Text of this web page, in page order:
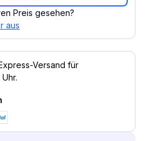
Preis gesehen?
aus
Versand für